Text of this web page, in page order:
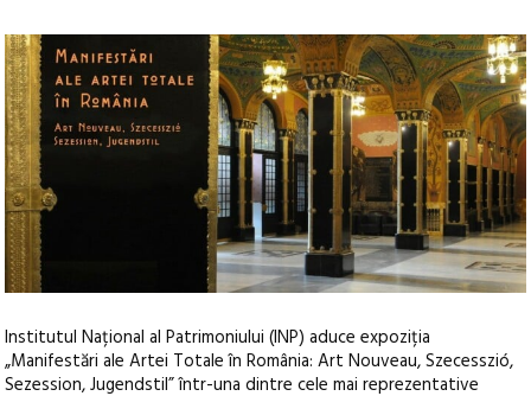
Institutul Național al Patrimoniului (INP) aduce expoziția
„Manifestări ale Artei Totale în România: Art Nouveau, Szecesszió,
Sezession, Jugendstil” într-una dintre cele mai reprezentative